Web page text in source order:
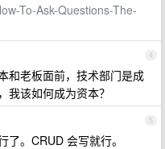
To-Ask-Questions-The-
4
和老板面前，技术部门是成
我该如何成为资本？
5
。CRUD 会写就行。